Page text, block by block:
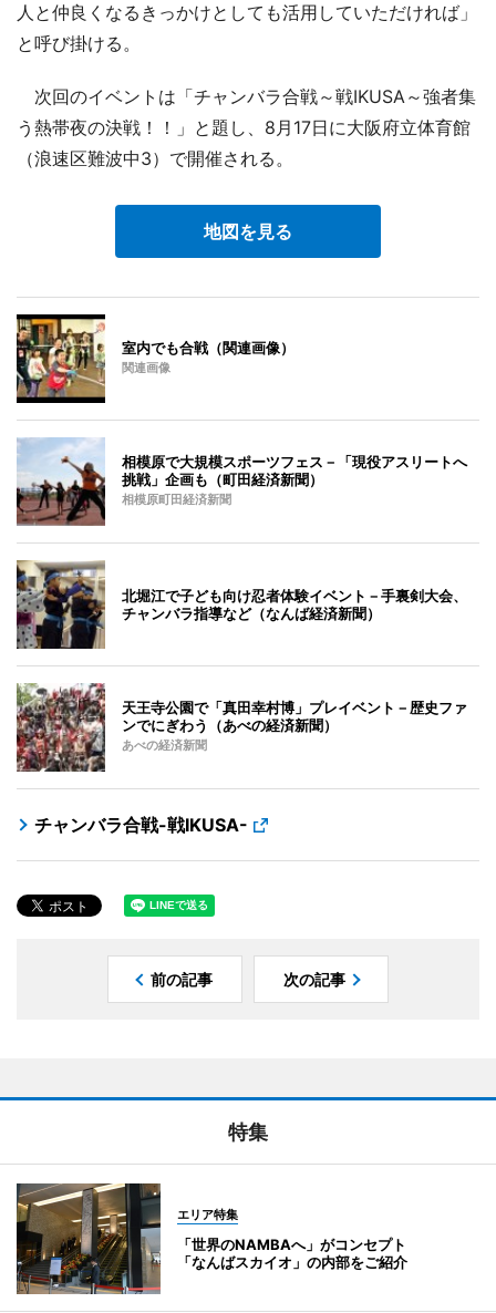
人と仲良くなるきっかけとしても活用していただければ」
と呼び掛ける。
次回のイベントは「チャンバラ合戦～戦IKUSA～強者集
う熱帯夜の決戦！！」と題し、8月17日に大阪府立体育館
（浪速区難波中3）で開催される。
地図を見る
室内でも合戦（関連画像）
関連画像
相模原で大規模スポーツフェス－「現役アスリートへ
挑戦」企画も（町田経済新聞）
相模原町田経済新聞
北堀江で子ども向け忍者体験イベント－手裏剣大会、
チャンバラ指導など（なんば経済新聞）
天王寺公園で「真田幸村博」プレイベント－歴史ファ
ンでにぎわう（あべの経済新聞）
あべの経済新聞
チャンバラ合戦-戦IKUSA-
前の記事 次の記事
特集
エリア特集
「世界のNAMBAへ」がコンセプト
「なんばスカイオ」の内部をご紹介